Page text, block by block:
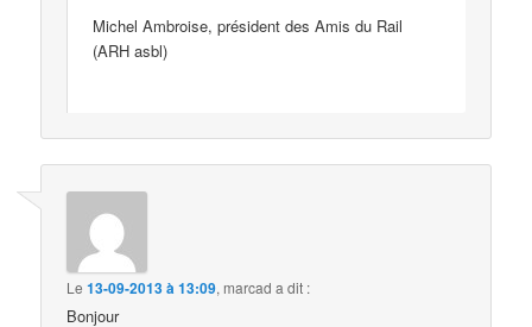
Michel Ambroise, président des Amis du Rail
(ARH asbl)
Le13-09-2013 à 13:09, marcad a dit :
Bonjour